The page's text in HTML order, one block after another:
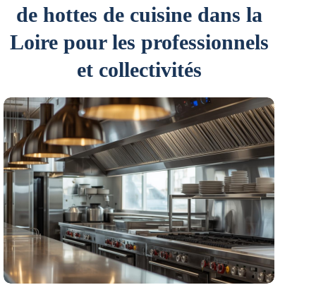
de hottes de cuisine dans la
Loire pour les professionnels
et collectivités